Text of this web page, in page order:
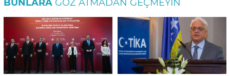
BUNLARA GÖZ ATMADAN GEÇMEYIN